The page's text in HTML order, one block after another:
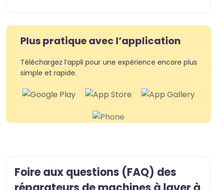
Plus pratique avec l’application
Téléchargez l’appli pour une expérience encore plus
simple et rapide.
Foire aux questions (FAQ) des